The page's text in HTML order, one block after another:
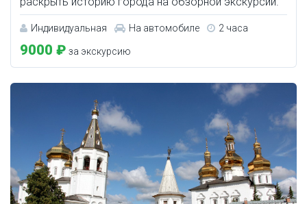
Индивидуальная На автомобиле 2 часа
9000 ₽ за экскурсию